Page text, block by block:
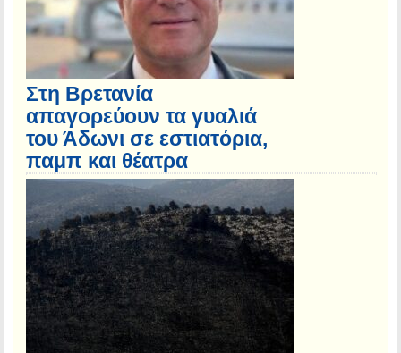
Στη Βρετανία
απαγορεύουν τα γυαλιά
του Άδωνι σε εστιατόρια,
παμπ και θέατρα